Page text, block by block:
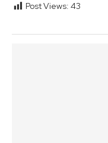
Post Views: 43